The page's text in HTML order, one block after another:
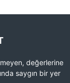
değerlerine
saygın bir yer